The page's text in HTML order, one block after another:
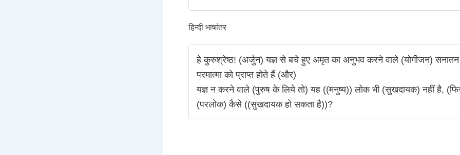
हिन्दी भाषांतर
हे कुरुश्रेष्ठ! (अर्जुन) यज्ञ से बचे हुए अमृत का अनुभव करने वाले (योगीजन) सनातन
परमात्मा को प्राप्त होते हैं (और)
यज्ञ न करने वाले (पुरुष के लिये तो) यह ((मनुष्य)) लोक भी (सुखदायक) नहीं है,
(परलोक) कैसे ((सुखदायक हो सकता है))?